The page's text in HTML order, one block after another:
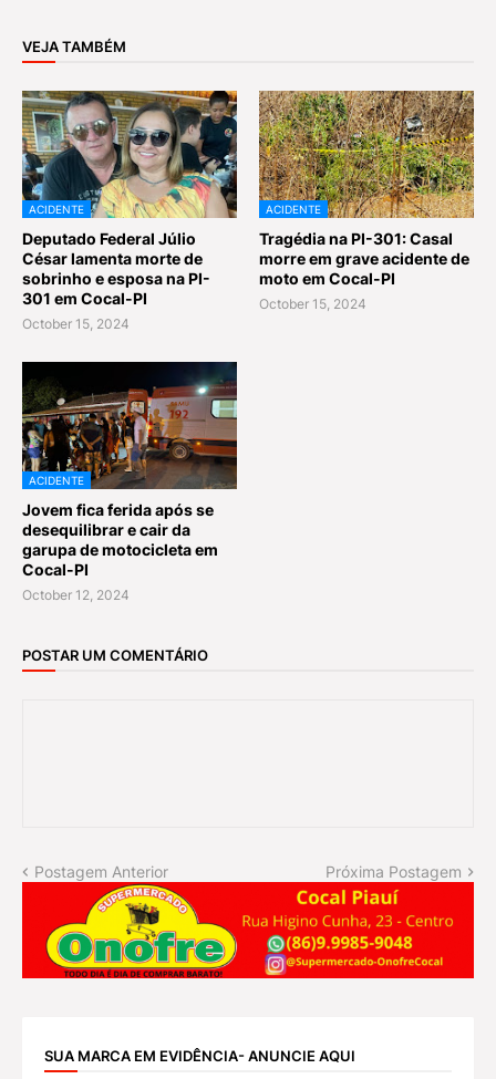
VEJA TAMBÉM
ACIDENTE
Deputado Federal Júlio
César lamenta morte de
sobrinho e esposa na PI-
301 em Cocal-PI
October 15, 2024
ACIDENTE
Tragédia na PI-301: Casal
morre em grave acidente de
moto em Cocal-PI
October 15, 2024
ACIDENTE
Jovem fica ferida após se
desequilibrar e cair da
garupa de motocicleta em
Cocal-PI
October 12, 2024
POSTAR UM COMENTÁRIO
Postagem Anterior Próxima Postagem
SUA MARCA EM EVIDÊNCIA- ANUNCIE AQUI